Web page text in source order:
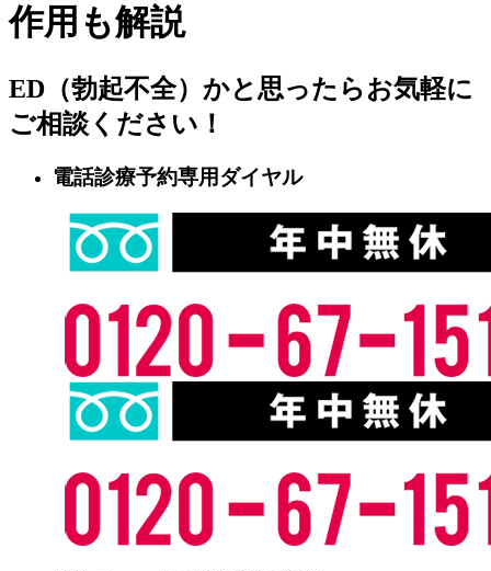
作用も解説
ED（勃起不全）かと思ったらお気軽に
ご相談ください！
電話診療予約専用ダイヤル